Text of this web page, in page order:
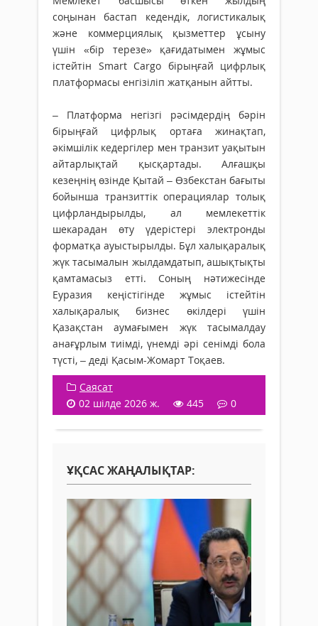
соңынан бастап кедендік, логистикалық
және коммерциялық қызметтер ұсыну
үшін «бір терезе» қағидатымен жұмыс
істейтін Smart Cargo бірыңғай цифрлық
платформасы енгізіліп жатқанын айтты.
– Платформа негізгі рәсімдердің бәрін
бірыңғай цифрлық ортаға жинақтап,
әкімшілік кедергілер мен транзит уақытын
айтарлықтай қысқартады. Алғашқы
кезеңнің өзінде Қытай – Өзбекстан бағыты
бойынша транзиттік операциялар толық
цифрландырылды, ал мемлекеттік
шекарадан өту үдерістері электронды
форматқа ауыстырылды. Бұл халықаралық
жүк тасымалын жылдамдатып, ашықтықты
қамтамасыз етті. Соның нәтижесінде
Еуразия кеңістігінде жұмыс істейтін
халықаралық бизнес өкілдері үшін
Қазақстан аумағымен жүк тасымалдау
анағұрлым тиімді, үнемді әрі сенімді бола
түсті, – деді Қасым-Жомарт Тоқаев.
Саясат
02 шілде 2026 ж.
445 0
ҰҚСАС ЖАҢАЛЫҚТАР: